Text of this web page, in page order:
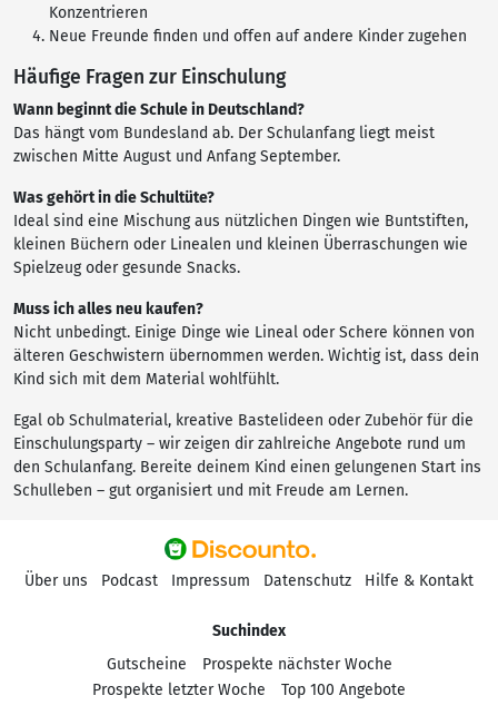
Konzentrieren
Neue Freunde finden und offen auf andere Kinder zugehen
Häufige Fragen zur Einschulung
Wann beginnt die Schule in Deutschland?
Das hängt vom Bundesland ab. Der Schulanfang liegt meist
zwischen Mitte August und Anfang September.
Was gehört in die Schultüte?
Ideal sind eine Mischung aus nützlichen Dingen wie Buntstiften,
kleinen Büchern oder Linealen und kleinen Überraschungen wie
Spielzeug oder gesunde Snacks.
Muss ich alles neu kaufen?
Nicht unbedingt. Einige Dinge wie Lineal oder Schere können von
älteren Geschwistern übernommen werden. Wichtig ist, dass dein
Kind sich mit dem Material wohlfühlt.
Egal ob Schulmaterial, kreative Bastelideen oder Zubehör für die
Einschulungsparty – wir zeigen dir zahlreiche Angebote rund um
den Schulanfang. Bereite deinem Kind einen gelungenen Start ins
Schulleben – gut organisiert und mit Freude am Lernen.
Über uns Podcast Impressum Datenschutz Hilfe & Kontakt
Suchindex
Gutscheine
Prospekte nächster Woche
Prospekte letzter Woche
Top 100 Angebote